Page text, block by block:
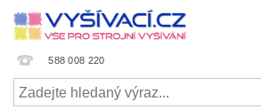
588 008 220